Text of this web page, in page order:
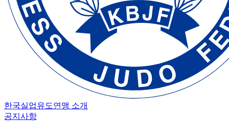
한국실업유도연맹 소개
공지사항